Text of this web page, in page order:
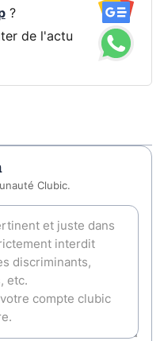
?
de l'actu
Clubic.